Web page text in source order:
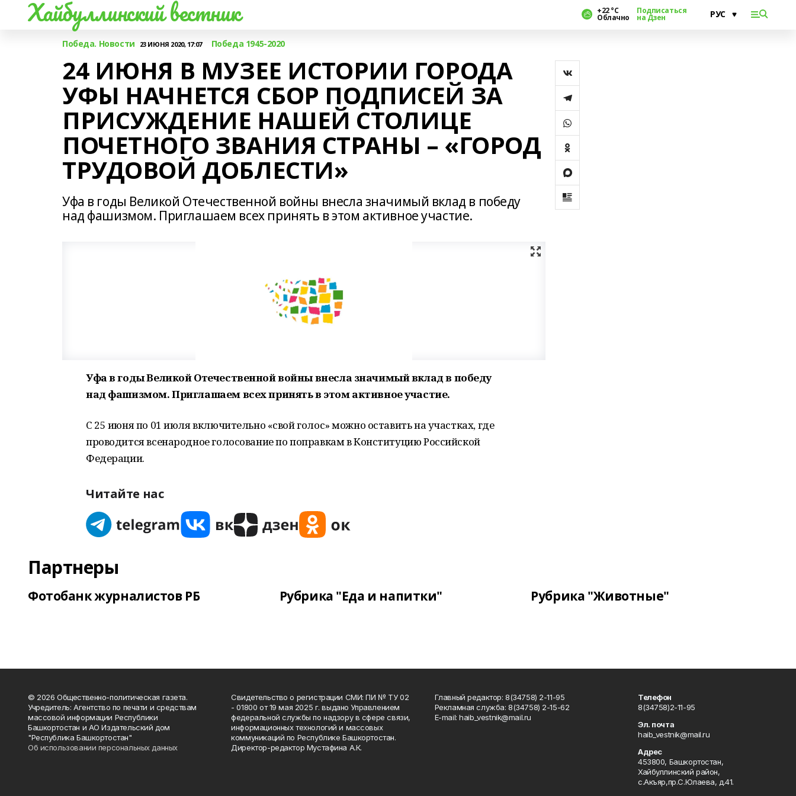
Хайбуллинский вестник +22 °С
Облачно
Подписаться
на Дзен
Победа. Новости 23 ИЮНЯ 2020, 17:07 Победа 1945-2020
24 ИЮНЯ В МУЗЕЕ ИСТОРИИ ГОРОДА
УФЫ НАЧНЕТСЯ СБОР ПОДПИСЕЙ ЗА
ПРИСУЖДЕНИЕ НАШЕЙ СТОЛИЦЕ
ПОЧЕТНОГО ЗВАНИЯ СТРАНЫ – «ГОРОД
ТРУДОВОЙ ДОБЛЕСТИ»
Уфа в годы Великой Отечественной войны внесла значимый вклад в победу
над фашизмом. Приглашаем всех принять в этом активное участие.
Уфа в годы Великой Отечественной войны внесла значимый вклад в победу
над фашизмом. Приглашаем всех принять в этом активное участие.
С 25 июня по 01 июля включительно «свой голос» можно оставить на участках, где
проводится всенародное голосование по поправкам в Конституцию Российской
Федерации.
Читайте нас
Партнеры
Фотобанк журналистов РБ Рубрика "Еда и напитки" Рубрика "Животные"
© 2026 Общественно-политическая газета.
Учредитель: Агентство по печати и средствам
массовой информации Республики
Башкортостан и АО Издательский дом
"Республика Башкортостан"
Об использовании персональных данных
Свидетельство о регистрации СМИ: ПИ № ТУ 02
- 01800 от 19 мая 2025 г. выдано Управлением
федеральной службы по надзору в сфере связи,
информационных технологий и массовых
коммуникаций по Республике Башкортостан.
Директор-редактор Мустафина А.К.
Главный редактор: 8(34758) 2-11-95
Рекламная служба: 8(34758) 2-15-62
Е-mаil: haib_vestnik@mail.ru
Телефон
8(34758)2-11-95
Эл. почта
haib_vestnik@mail.ru
Адрес
453800, Башкортостан,
Хайбуллинский район,
с.Акъяр,пр.С.Юлаева, д.41.